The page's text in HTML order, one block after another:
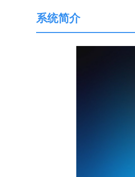
系统简介